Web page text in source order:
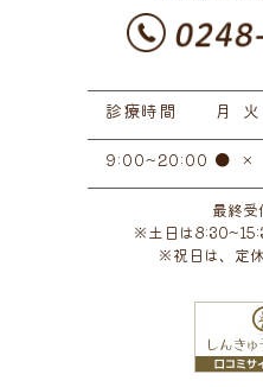
2022
2022
2022
2021
2021
2021
2021
診療時間 月 火
9:00~20:00 ● ×
最終
※土日は
※祝日は、定